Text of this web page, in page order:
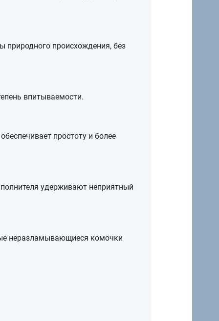
природного происхождения, без
впитываемости.
простоту и более
удерживают неприятный
неразламывающиеся комочки